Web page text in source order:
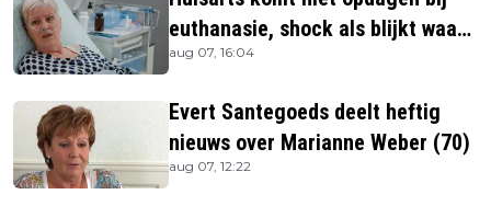
euthanasie, shock als blijkt waar
ze is
aug 07, 16:04
Evert Santegoeds deelt heftig
nieuws over Marianne Weber (70)
aug 07, 12:22